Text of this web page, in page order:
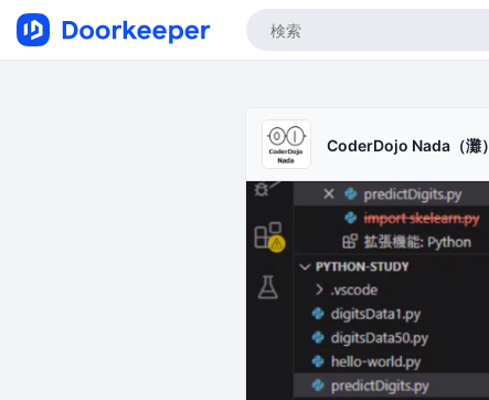
CoderDojo Nada（灘）